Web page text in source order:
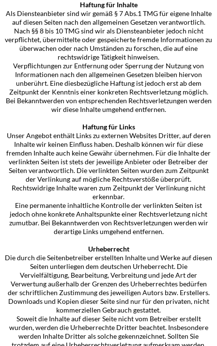
Haftung für Inhalte
Als Diensteanbieter sind wir gemäß § 7 Abs.1 TMG für eigene Inhalte
auf diesen Seiten nach den allgemeinen Gesetzen verantwortlich.
Nach §§ 8 bis 10 TMG sind wir als Diensteanbieter jedoch nicht
verpflichtet, übermittelte oder gespeicherte fremde Informationen zu
überwachen oder nach Umständen zu forschen, die auf eine
rechtswidrige Tätigkeit hinweisen.
Verpflichtungen zur Entfernung oder Sperrung der Nutzung von
Informationen nach den allgemeinen Gesetzen bleiben hiervon
unberührt. Eine diesbezügliche Haftung ist jedoch erst ab dem
Zeitpunkt der Kenntnis einer konkreten Rechtsverletzung möglich.
Bei Bekanntwerden von entsprechenden Rechtsverletzungen werden
wir diese Inhalte umgehend entfernen.
Haftung für Links
Unser Angebot enthält Links zu externen Websites Dritter, auf deren
Inhalte wir keinen Einfluss haben. Deshalb können wir für diese
fremden Inhalte auch keine Gewähr übernehmen. Für die Inhalte der
verlinkten Seiten ist stets der jeweilige Anbieter oder Betreiber der
Seiten verantwortlich. Die verlinkten Seiten wurden zum Zeitpunkt
der Verlinkung auf mögliche Rechtsverstöße überprüft.
Rechtswidrige Inhalte waren zum Zeitpunkt der Verlinkung nicht
erkennbar.
Eine permanente inhaltliche Kontrolle der verlinkten Seiten ist
jedoch ohne konkrete Anhaltspunkte einer Rechtsverletzung nicht
zumutbar. Bei Bekanntwerden von Rechtsverletzungen werden wir
derartige Links umgehend entfernen.
Urheberrecht
Die durch die Seitenbetreiber erstellten Inhalte und Werke auf diesen
Seiten unterliegen dem deutschen Urheberrecht. Die
Vervielfältigung, Bearbeitung, Verbreitung und jede Art der
Verwertung außerhalb der Grenzen des Urheberrechtes bedürfen
der schriftlichen Zustimmung des jeweiligen Autors bzw. Erstellers.
Downloads und Kopien dieser Seite sind nur für den privaten, nicht
kommerziellen Gebrauch gestattet.
Soweit die Inhalte auf dieser Seite nicht vom Betreiber erstellt
wurden, werden die Urheberrechte Dritter beachtet. Insbesondere
werden Inhalte Dritter als solche gekennzeichnet. Sollten Sie